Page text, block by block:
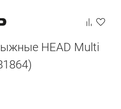
HEAD Multi